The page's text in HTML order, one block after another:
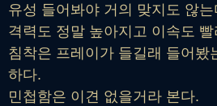
유성 들어봐야 거의 맞지도 않
격력도 정말 높아지고 이속도
침착은 프레이가 들길래 들어봤
하다.
민첩함은 이견 없을거라 본다.